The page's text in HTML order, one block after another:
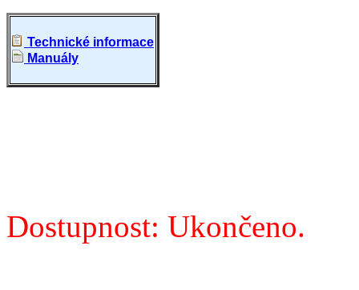
Technické informace
Manuály
Dostupnost: Ukončeno.